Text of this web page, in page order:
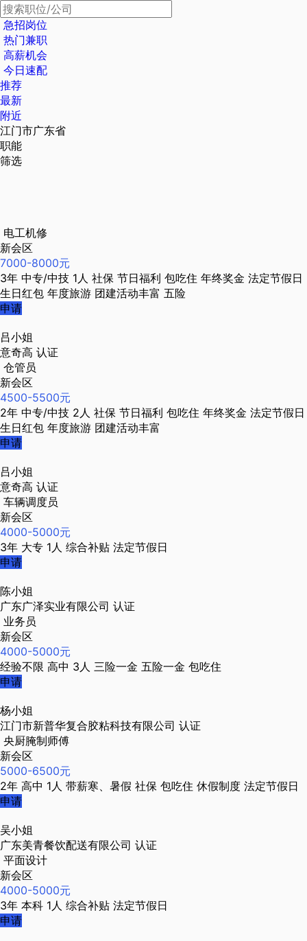
急招岗位
热门兼职
高薪机会
今日速配
推荐
最新
附近
江门市广东省
职能
筛选
电工机修
新会区
7000-8000元
3年 中专/中技 1人 社保 节日福利 包吃住 年终奖金 法定节假日
生日红包 年度旅游 团建活动丰富 五险
申请
吕小姐
意奇高 认证
仓管员
新会区
4500-5500元
2年 中专/中技 2人 社保 节日福利 包吃住 年终奖金 法定节假日
生日红包 年度旅游 团建活动丰富
申请
吕小姐
意奇高 认证
车辆调度员
新会区
4000-5000元
3年 大专 1人 综合补贴 法定节假日
申请
陈小姐
广东广泽实业有限公司 认证
业务员
新会区
4000-5000元
经验不限 高中 3人 三险一金 五险一金 包吃住
申请
杨小姐
江门市新普华复合胶粘科技有限公司 认证
央厨腌制师傅
新会区
5000-6500元
2年 高中 1人 带薪寒、暑假 社保 包吃住 休假制度 法定节假日
申请
吴小姐
广东美青餐饮配送有限公司 认证
平面设计
新会区
4000-5000元
3年 本科 1人 综合补贴 法定节假日
申请